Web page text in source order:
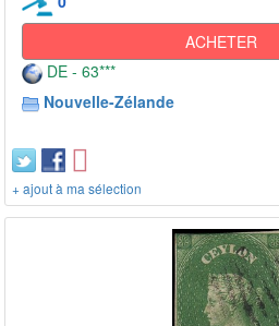
ACHETER
DE - 63***
Nouvelle-Zélande
+ ajout à ma sélection